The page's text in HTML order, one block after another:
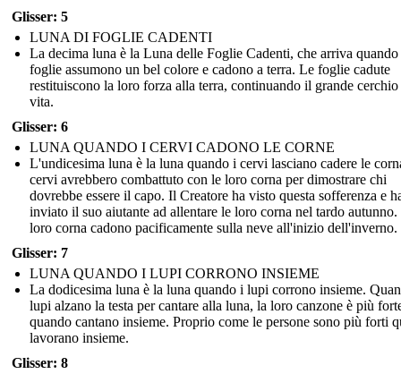
Glisser: 5
LUNA DI FOGLIE CADENTI
La decima luna è la Luna delle Foglie Cadenti, che arriva quando
foglie assumono un bel colore e cadono a terra. Le foglie cadute
restituiscono la loro forza alla terra, continuando il grande
vita.
Glisser: 6
LUNA QUANDO I CERVI CADONO LE CORNE
L'undicesima luna è la luna quando i cervi lasciano cadere le
cervi avrebbero combattuto con le loro corna per dimostrare chi
dovrebbe essere il capo. Il Creatore ha visto questa sofferenza e
inviato il suo aiutante ad allentare le loro corna nel tardo autunno.
loro corna cadono pacificamente sulla neve all'inizio dell'inverno.
Glisser: 7
LUNA QUANDO I LUPI CORRONO INSIEME
La dodicesima luna è la luna quando i lupi corrono insieme.
lupi alzano la testa per cantare alla luna, la loro canzone è più
quando cantano insieme. Proprio come le persone sono più forti
lavorano insieme.
Glisser: 8